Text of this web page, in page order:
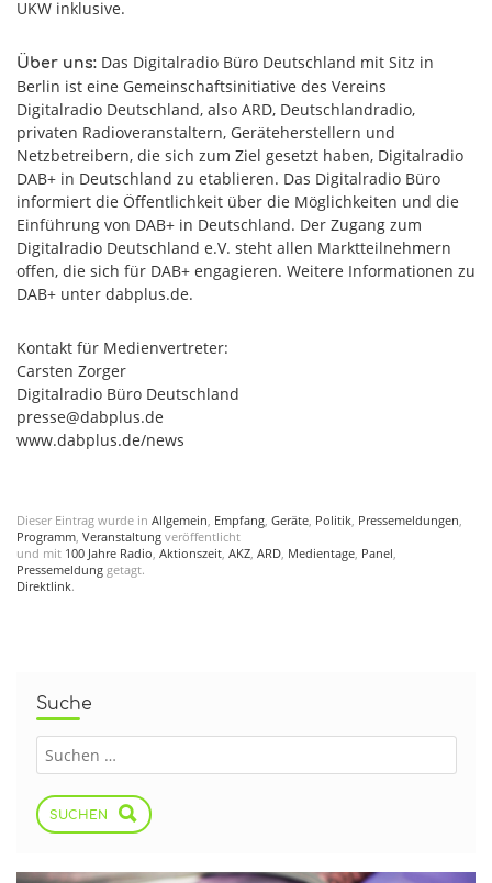
UKW inklusive.
Über uns: Das Digitalradio Büro Deutschland mit Sitz in
Berlin ist eine Gemeinschaftsinitiative des Vereins
Digitalradio Deutschland, also ARD, Deutschlandradio,
privaten Radioveranstaltern, Geräteherstellern und
Netzbetreibern, die sich zum Ziel gesetzt haben, Digitalradio
DAB+ in Deutschland zu etablieren. Das Digitalradio Büro
informiert die Öffentlichkeit über die Möglichkeiten und die
Einführung von DAB+ in Deutschland. Der Zugang zum
Digitalradio Deutschland e.V. steht allen Marktteilnehmern
offen, die sich für DAB+ engagieren. Weitere Informationen zu
DAB+ unter dabplus.de.
Kontakt für Medienvertreter:
Carsten Zorger
Digitalradio Büro Deutschland
presse@dabplus.de
www.dabplus.de/news
Dieser Eintrag wurde in Allgemein, Empfang, Geräte, Politik, Pressemeldungen,
Programm, Veranstaltung veröffentlicht
und mit 100 Jahre Radio, Aktionszeit, AKZ, ARD, Medientage, Panel,
Pressemeldung getagt.
Direktlink.
Suche
SUCHEN